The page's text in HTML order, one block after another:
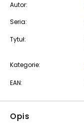
Autor:
Seria:
Tytuł:
Kategorie:
EAN:
Opis